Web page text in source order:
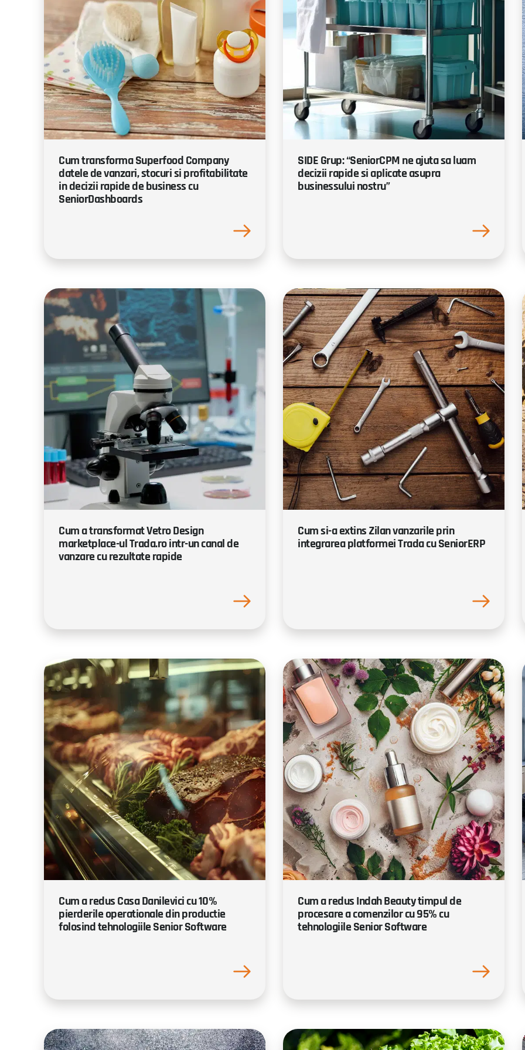
Cum transforma Superfood Company
datele de vanzari, stocuri si profitabilitate
in decizii rapide de business cu
SeniorDashboards
SIDE Grup: “SeniorCPM ne ajuta sa luam
decizii rapide si aplicate asupra
businessului nostru”
Cum a transformat Vetro Design
marketplace-ul Trada.ro intr-un canal de
vanzare cu rezultate rapide
Cum si-a extins Zilan vanzarile prin
integrarea platformei Trada cu SeniorERP
Cum a redus Casa Danilevici cu 10%
pierderile operationale din productie
folosind tehnologiile Senior Software
Cum a redus Indah Beauty timpul de
procesare a comenzilor cu 95% cu
tehnologiile Senior Software